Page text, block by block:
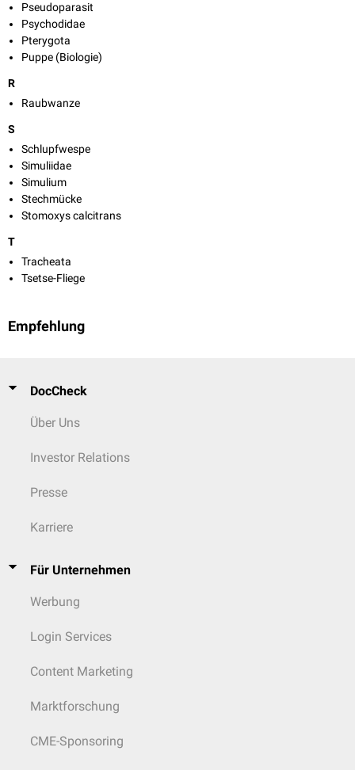
Pseudoparasit
Psychodidae
Pterygota
Puppe (Biologie)
R
Raubwanze
S
Schlupfwespe
Simuliidae
Simulium
Stechmücke
Stomoxys calcitrans
T
Tracheata
Tsetse-Fliege
Empfehlung
DocCheck
Über Uns
Investor Relations
Presse
Karriere
Für Unternehmen
Werbung
Login Services
Content Marketing
Marktforschung
CME-Sponsoring